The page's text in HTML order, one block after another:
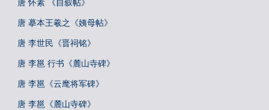
唐 怀素 《自叙帖》
唐 摹本王羲之《姨母帖》
唐 李世民《晋祠铭》
唐 李邕 行书《麓山寺碑》
唐 李邕《云麾将军碑》
唐 李邕《麓山寺碑》